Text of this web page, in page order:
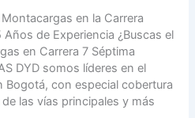
B
o
g
o
t
á
r
y
D
q
u
i
l
e
r
en la Carrera
de Experiencia ¿Buscas el
en Carrera 7 Séptima
DYD somos líderes en el
Bogotá, con especial cobertura
las vías principales y más